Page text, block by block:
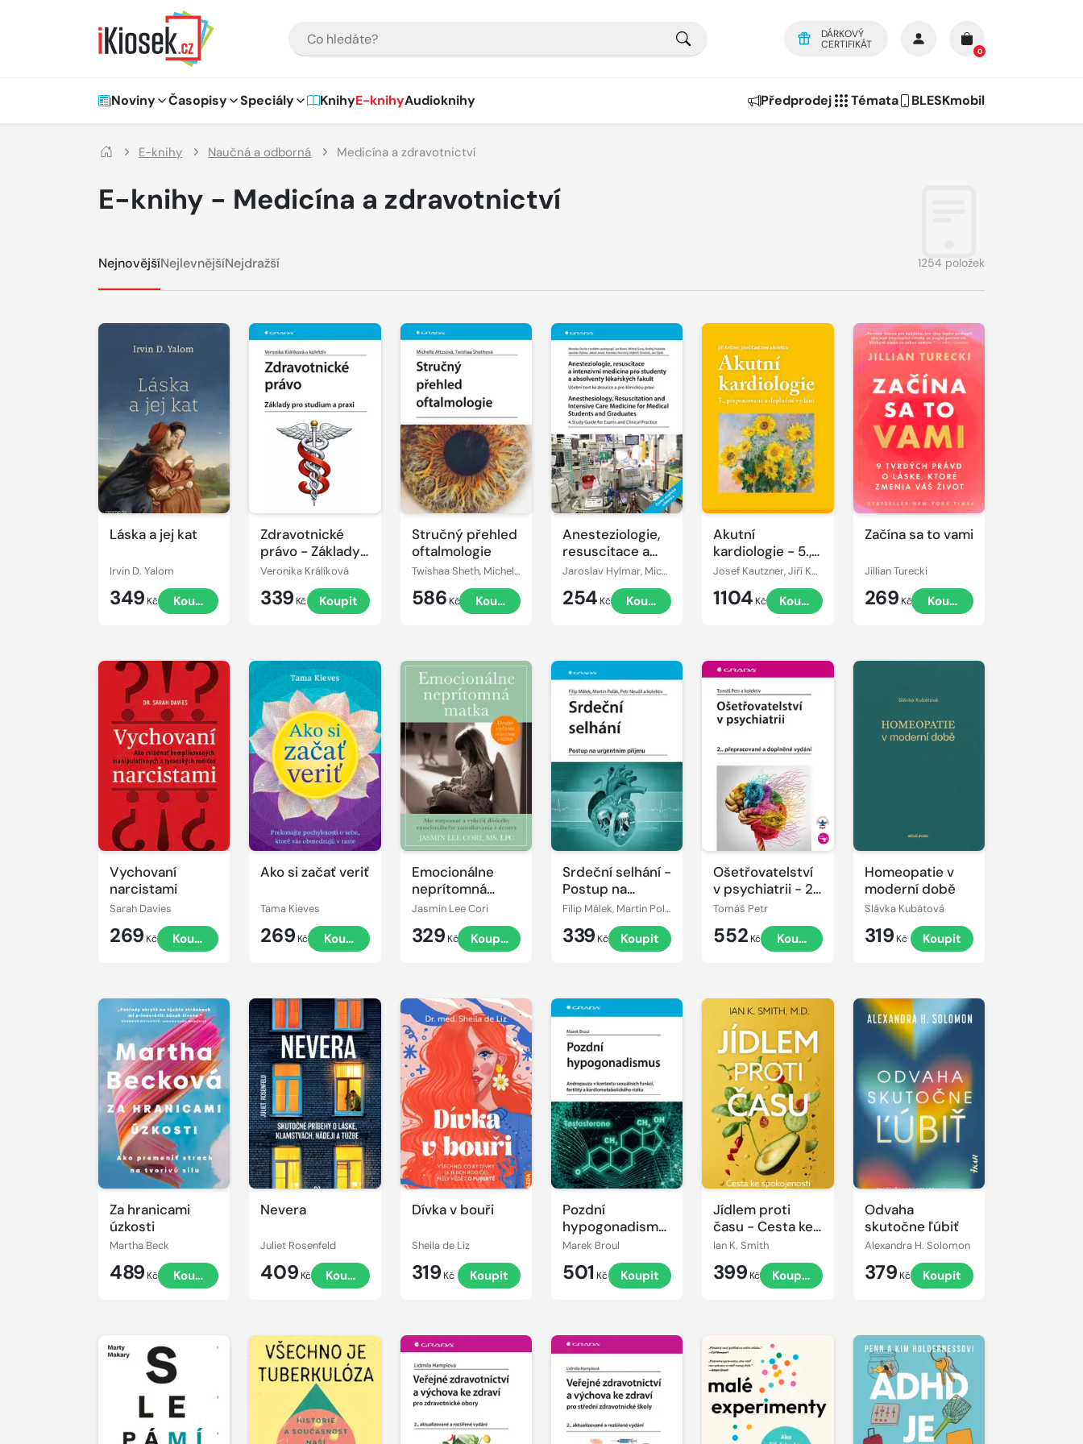
DÁRKOVÝ
CERTIFIKÁT
0
Hlavní navigace
Noviny Časopisy Speciály KnihyE-knihyAudioknihy Předprodej Témata BLESKmobil
E-knihy Naučná a odborná Medicína a zdravotnictví
E-knihy - Medicína a zdravotnictví
NejnovějšíNejlevnějšíNejdražší 1254 položek
Láska a jej kat
Irvin D. Yalom
349 Kč Koupit
Zdravotnické
právo - Základy
pro studium a
Veronika Králíková
339 Kč Koupit
Stručný přehled
oftalmologie
Twishaa Sheth, Michelle Attzsová
586 Kč Koupit
Anesteziologie,
resuscitace a
intenzivní
medicína pro
studenty a
absolventy
zkoušce a pro
klinickou praxi.
Jaroslav Hylmar, Michal Garaj, Jan Bureš, Ondřej Hubálek, Jakub Jonáš, Miroslav Durila
254 Kč Koupit
Akutní
kardiologie - 5.,
přepracované a
doplněné vydání
Josef Kautzner, Jiří Kettner
1104 Kč Koupit
Začína sa to vami
Jillian Turecki
269 Kč Koupit
Vychovaní
narcistami
Sarah Davies
269 Kč Koupit
Ako si začať veriť
Tama Kieves
269 Kč Koupit
Emocionálne
neprítomná
matka
Jasmin Lee Cori
329 Kč Koupit
Srdeční selhání -
Postup na
urgentním
Filip Málek, Martin Polák, Petr Neužil
339 Kč Koupit
Ošetřovatelství
v psychiatrii - 2.,
přepracované a
doplněné vydání
Tomáš Petr
552 Kč Koupit
Homeopatie v
moderní době
Slávka Kubátová
319 Kč Koupit
Za hranicami
úzkosti
Martha Beck
489 Kč Koupit
Nevera
Juliet Rosenfeld
409 Kč Koupit
Dívka v bouři
Sheila de Liz
319 Kč Koupit
Pozdní
hypogonadismus
- Andropauza v
kontextu
sexuálních
funkcí, fertility a
Marek Broul
501 Kč Koupit
Jídlem proti
času - Cesta ke
spokojenosti a
dlouhověkosti
Ian K. Smith
399 Kč Koupit
Odvaha
skutočne ľúbiť
Alexandra H. Solomon
379 Kč Koupit